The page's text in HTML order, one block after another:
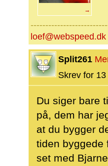
→
loef@webspeed.dk
Split261
Skrev for
Du siger bare
på, dem har
at du bygger
tiden byggede
set med